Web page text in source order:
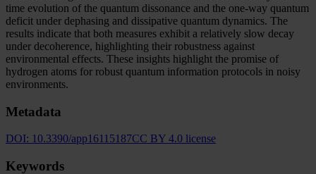
time evolution of the quantum dissonance and the one-way quantum
deficit under dephasing and dissipative quantum dynamics. The
results indicate that both measures exhibit a relatively slow decay
under decoherence, highlighting their robustness against
environmental effects. These insights highlight the promise of
hydrogen atoms for robust quantum information protocols in noisy
environments.
Metadata
DOI: 10.3390/app16115187CC BY 4.0 license
Keywords